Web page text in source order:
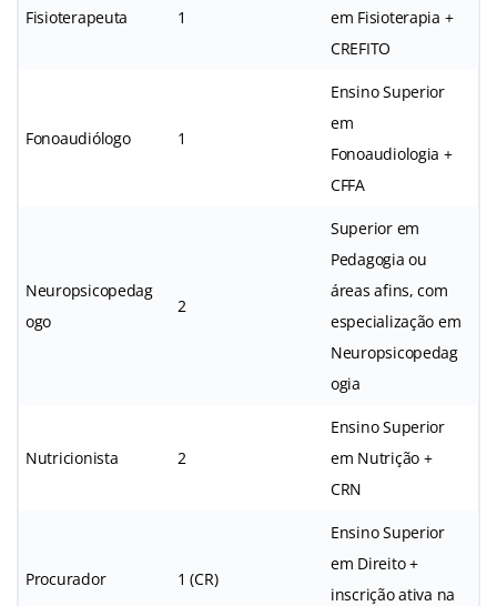
Fisioterapeuta 1
em Fisioterapia +
CREFITO
Fonoaudiólogo 1
Ensino Superior
em
Fonoaudiologia +
CFFA
Neuropsicopedag
ogo
2
Superior em
Pedagogia ou
áreas afins, com
especialização em
Neuropsicopedag
ogia
Nutricionista 2
Ensino Superior
em Nutrição +
CRN
Procurador 1 (CR)
Ensino Superior
em Direito +
inscrição ativa na